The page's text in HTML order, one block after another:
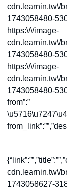
cdn.learnin.tw\/
1743058480-
https:\/\/image-
cdn.learnin.tw\/
1743058480-
https:\/\/image-
cdn.learnin.tw\/
1743058480-
from”:”
cdn.learnin.tw\/
1743058627-